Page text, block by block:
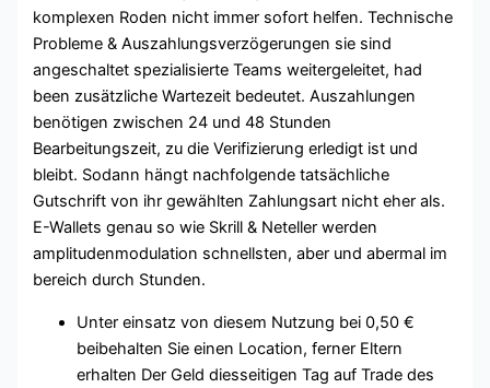
komplexen Roden nicht immer sofort helfen. Technische
Probleme & Auszahlungsverzögerungen sie sind
angeschaltet spezialisierte Teams weitergeleitet, had
been zusätzliche Wartezeit bedeutet. Auszahlungen
benötigen zwischen 24 und 48 Stunden
Bearbeitungszeit, zu die Verifizierung erledigt ist und
bleibt. Sodann hängt nachfolgende tatsächliche
Gutschrift von ihr gewählten Zahlungsart nicht eher als.
E-Wallets genau so wie Skrill & Neteller werden
amplitudenmodulation schnellsten, aber und abermal im
bereich durch Stunden.
Unter einsatz von diesem Nutzung bei 0,50 €
beibehalten Sie einen Location, ferner Eltern
erhalten Der Geld diesseitigen Tag auf Trade des